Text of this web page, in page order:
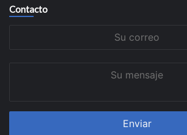
Contacto